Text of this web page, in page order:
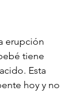
erupción
tiene
Esta
hoy y no